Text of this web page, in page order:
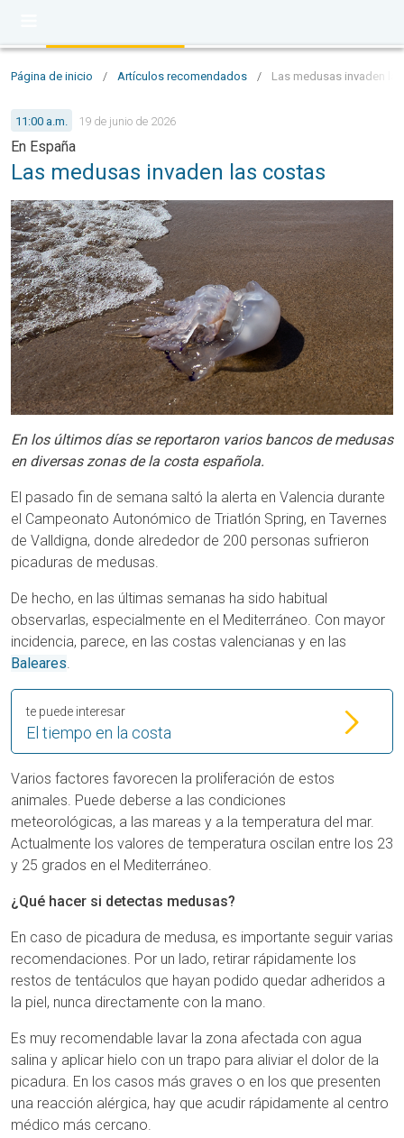
Página de inicio / Artículos recomendados / Las medusas invaden
11:00 a.m. 19 de junio de 2026
En España
Las medusas invaden las costas
En los últimos días se reportaron varios bancos de medusas
en diversas zonas de la costa española.
El pasado fin de semana saltó la alerta en Valencia durante
el Campeonato Autonómico de Triatlón Spring, en Tavernes
de Valldigna, donde alrededor de 200 personas sufrieron
picaduras de medusas.
De hecho, en las últimas semanas ha sido habitual
observarlas, especialmente en el Mediterráneo. Con mayor
incidencia, parece, en las costas valencianas y en las
Baleares.
El tiempo en la costa
te puede interesar
Varios factores favorecen la proliferación de estos
animales. Puede deberse a las condiciones
meteorológicas, a las mareas y a la temperatura del mar.
Actualmente los valores de temperatura oscilan entre los 23
y 25 grados en el Mediterráneo.
¿Qué hacer si detectas medusas?
En caso de picadura de medusa, es importante seguir varias
recomendaciones. Por un lado, retirar rápidamente los
restos de tentáculos que hayan podido quedar adheridos a
la piel, nunca directamente con la mano.
Es muy recomendable lavar la zona afectada con agua
salina y aplicar hielo con un trapo para aliviar el dolor de la
picadura. En los casos más graves o en los que presenten
una reacción alérgica, hay que acudir rápidamente al centro
médico más cercano.